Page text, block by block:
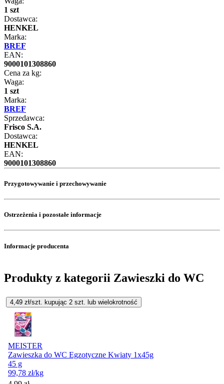
1 szt
Dostawca:
HENKEL
Marka:
BREF
EAN:
9000101308860
Cena za kg:
Waga:
1 szt
Marka:
BREF
Sprzedawca:
Frisco S.A.
Dostawca:
HENKEL
EAN:
9000101308860
Przygotowywanie i przechowywanie
Ostrzeżenia i pozostałe informacje
Informacje producenta
Produkty z kategorii Zawieszki do WC
4,49 zł/szt. kupując 2 szt. lub wielokrotność
MEISTER
Zawieszka do WC Egzotyczne Kwiaty 1x45g
45 g
99,78 zł/kg